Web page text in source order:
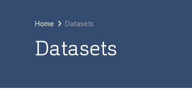
Home Datasets
Datasets